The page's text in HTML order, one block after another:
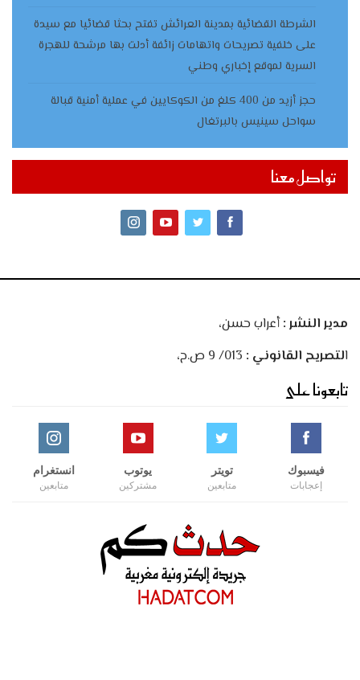
الشرطة القضائية بمدينة العرائش تفتح بحثا قضائيا مع سيدة
على خلفية تصريحات واتهامات زائفة أدلت بها مرشحة للهجرة
السرية لموقع إخباري وطني
حجز أزيد من 400 كلغ من الكوكايين في عملية أمنية قبالة
سواحل سينيس بالبرتغال
تواصل معنا
مدير النشر :أعراب حسن،
التصريح القانوني :
تابعونا على
فيسبوك
إعجابات
تويتر
متابعين
يوتوب
مشتركين
انستغرام
متابعين